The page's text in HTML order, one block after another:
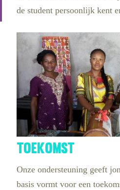
de student persoonlijk kent
Toekomst
Onze ondersteuning geeft
basis vormt voor een